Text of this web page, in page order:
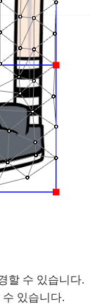
할 수 있습니다.
있습니다.